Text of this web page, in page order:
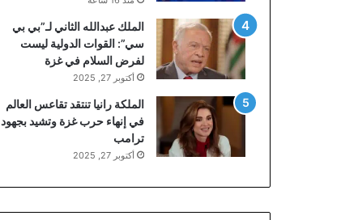
الملك عبدالله الثاني لـ”بي بي
سي”: القوات الدولية ليست
لفرض السلام في غزة
أكتوبر 27, 2025
الملكة رانيا تنتقد تقاعس العالم
في إنهاء حرب غزة وتشيد بجهود
ترامب
أكتوبر 27, 2025